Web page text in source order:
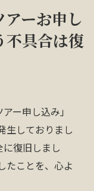
ーお申し
不具合は復
ー申し込み」
生しておりまし
復旧しまし
たことを、心よ